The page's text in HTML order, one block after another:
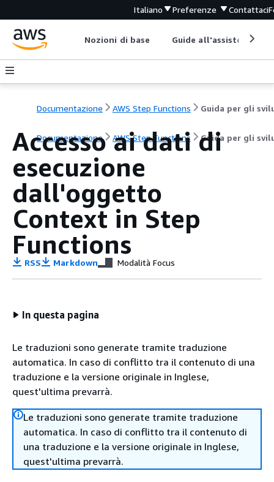
Italiano Preferenze Contattaci
Nozioni di base Guide all'assistenza
Documentazione AWS Step Functions
Documentazione AWS Step Functions Guida per gli
Accesso ai dati di
esecuzione
dall'oggetto
Context in Step
Functions
RSS Markdown Modalità Focus
In questa pagina
Le traduzioni sono generate tramite traduzione
automatica. In caso di conflitto tra il contenuto di una
traduzione e la versione originale in Inglese,
quest'ultima prevarrà.
Le traduzioni sono generate tramite traduzione
automatica. In caso di conflitto tra il contenuto di
una traduzione e la versione originale in Inglese,
quest'ultima prevarrà.